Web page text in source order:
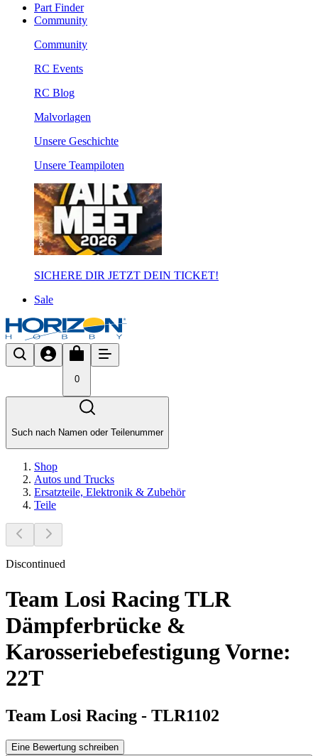
Part Finder
Community
Community
RC Events
RC Blog
Malvorlagen
Unsere Geschichte
Unsere Teampiloten
SICHERE DIR JETZT DEIN TICKET!
Sale
0
Such nach Namen oder Teilenummer
Shop
Autos und Trucks
Ersatzteile, Elektronik & Zubehör
Teile
Discontinued
Team Losi Racing TLR
Dämpferbrücke &
Karosseriebefestigung Vorne:
22T
Team Losi Racing - TLR1102
Eine Bewertung schreiben